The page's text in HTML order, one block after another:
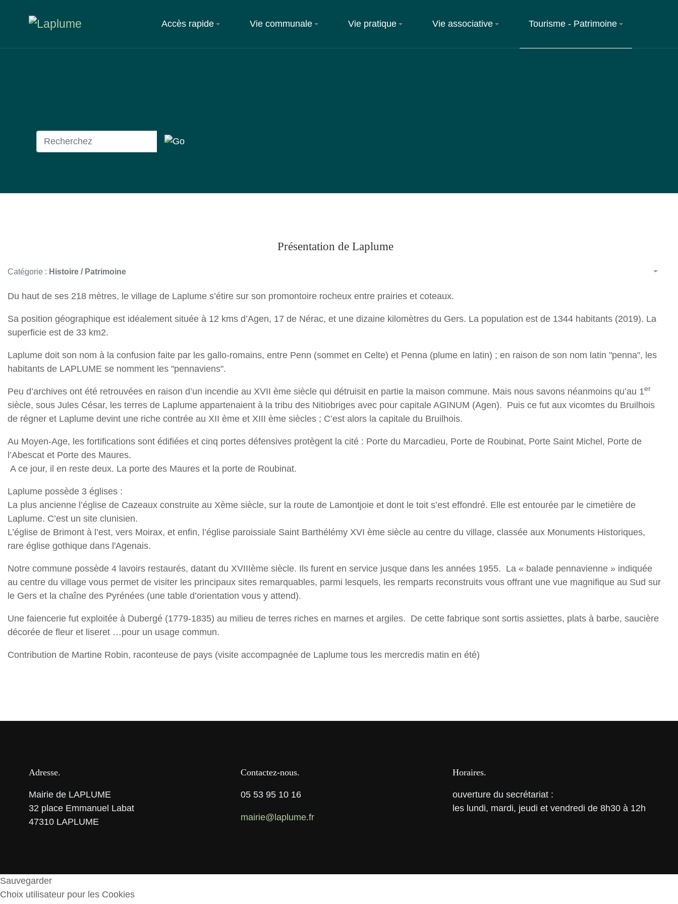
Accès rapide Vie communale Vie pratique Vie associative Tourisme - Patrimoine
Présentation de Laplume
Catégorie : Histoire / Patrimoine
Du haut de ses 218 mètres, le village de Laplume s’étire sur son promontoire rocheux entre prairies et coteaux.
Sa position géographique est idéalement située à 12 kms d’Agen, 17 de Nérac, et une dizaine kilomètres du Gers. La population est de 1344 habitants (2019). La
superficie est de 33 km2.
Laplume doit son nom à la confusion faite par les gallo-romains, entre Penn (sommet en Celte) et Penna (plume en latin) ; en raison de son nom latin "penna", les
habitants de LAPLUME se nomment les "pennaviens".
Peu d’archives ont été retrouvées en raison d’un incendie au XVII ème siècle qui détruisit en partie la maison commune. Mais nous savons néanmoins qu’au 1er
siècle, sous Jules César, les terres de Laplume appartenaient à la tribu des Nitiobriges avec pour capitale AGINUM (Agen). Puis ce fut aux vicomtes du Bruilhois
de régner et Laplume devint une riche contrée au XII ème et XIII ème siècles ; C’est alors la capitale du Bruilhois.
Au Moyen-Age, les fortifications sont édifiées et cinq portes défensives protègent la cité : Porte du Marcadieu, Porte de Roubinat, Porte Saint Michel, Porte de
l’Abescat et Porte des Maures.
A ce jour, il en reste deux. La porte des Maures et la porte de Roubinat.
Laplume possède 3 églises :
La plus ancienne l’église de Cazeaux construite au Xème siècle, sur la route de Lamontjoie et dont le toit s’est effondré. Elle est entourée par le cimetière de
Laplume. C’est un site clunisien.
L’église de Brimont à l’est, vers Moirax, et enfin, l’église paroissiale Saint Barthélémy XVI ème siècle au centre du village, classée aux Monuments Historiques,
rare église gothique dans l'Agenais.
Notre commune possède 4 lavoirs restaurés, datant du XVIIIème siècle. Ils furent en service jusque dans les années 1955. La « balade pennavienne » indiquée
au centre du village vous permet de visiter les principaux sites remarquables, parmi lesquels, les remparts reconstruits vous offrant une vue magnifique au Sud sur
le Gers et la chaîne des Pyrénées (une table d’orientation vous y attend).
Une faiencerie fut exploitée à Dubergé (1779-1835) au milieu de terres riches en marnes et argiles. De cette fabrique sont sortis assiettes, plats à barbe, saucière
décorée de fleur et liseret …pour un usage commun.
Contribution de Martine Robin, raconteuse de pays (visite accompagnée de Laplume tous les mercredis matin en été)
Adresse
Mairie de LAPLUME
32 place Emmanuel Labat
47310 LAPLUME
Contactez-nous
05 53 95 10 16
mairie@laplume.fr
Horaires
ouverture du secrétariat :
les lundi, mardi, jeudi et vendredi de 8h30 à 12h
Sauvegarder
Choix utilisateur pour les Cookies